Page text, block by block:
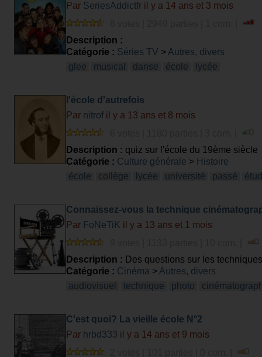
Par SeriesAddictfr il y a 14 ans et 3 mois
Description :
Catégorie : Séries TV > Autres, divers
glee
musical danse école lycée
l'école d'autrefois
Par nitrof il y a 13 ans et 8 mois
Description : quiz sur l'école du 19ème siècle
Catégorie : Culture générale > Histoire
école
collège lycée université passé
Connaissez-vous la technique
Par FoNeTiK il y a 13 ans et 1 mois
Description : Des questions sur les
Catégorie : Cinéma > Autres, divers
audiovisuel
technique photo
C'est quoi? La vieille école N°2
Par hrbd333 il y a 14 ans et 9 mois